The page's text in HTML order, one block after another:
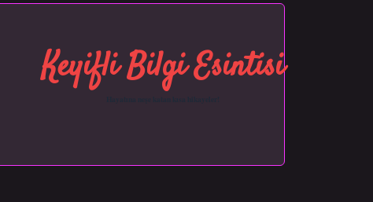
Keyifli Bilgi Esintisi